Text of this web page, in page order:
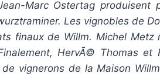
Marc Ostertag produisent
Les vignobles de
finaux de Willm. Michel Metz
HervÃ© Thomas et
vignerons de la Maison